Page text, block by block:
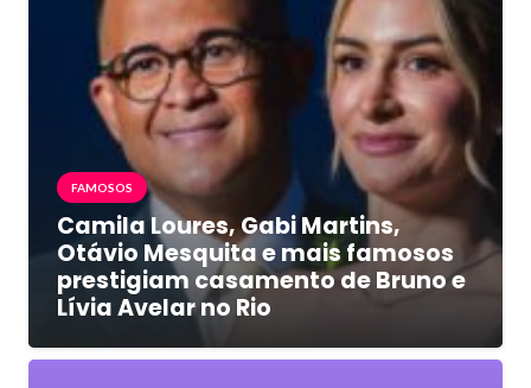
FAMOSOS
Camila Loures, Gabi Martins,
Otávio Mesquita e mais famosos
prestigiam casamento de Bruno e
Lívia Avelar no Rio